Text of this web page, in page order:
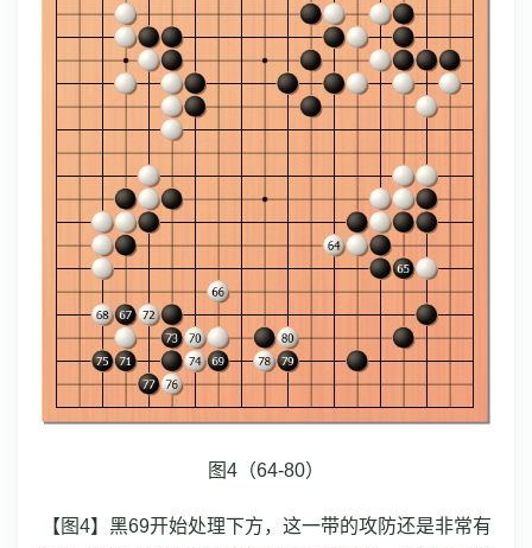
图4（64-80）
【图4】黑69开始处理下方，这一带的攻防还是非常有